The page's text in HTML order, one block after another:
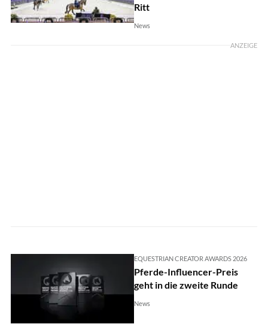
Ritt
News
ANZEIGE
EQUESTRIAN CREATOR AWARDS 2026
Pferde-Influencer-Preis
geht in die zweite Runde
News